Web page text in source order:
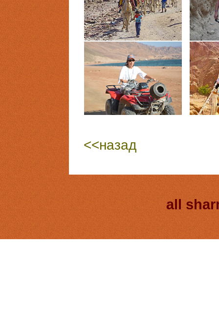
<<назад
all